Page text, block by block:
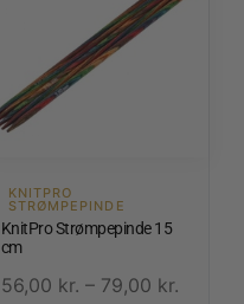
KNITPRO
STRØMPEPINDE
KnitPro Strømpepinde 15
cm
56,00 kr. – 79,00 kr.